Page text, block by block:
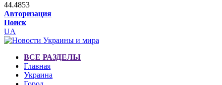
44.4853
Авторизация
Поиск
UA
ВСЕ РАЗДЕЛЫ
Главная
Украина